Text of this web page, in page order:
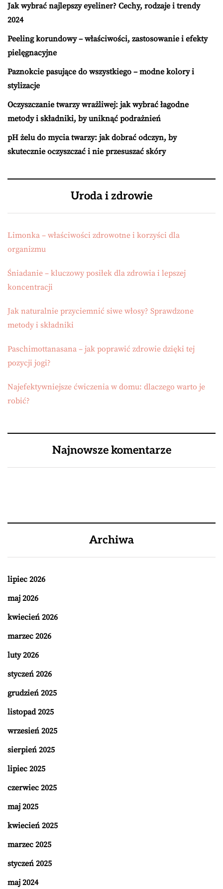
Jak wybrać najlepszy eyeliner? Cechy, rodzaje i trendy
2024
Peeling korundowy – właściwości, zastosowanie i efekty
pielęgnacyjne
Paznokcie pasujące do wszystkiego – modne kolory i
stylizacje
Oczyszczanie twarzy wrażliwej: jak wybrać łagodne
metody i składniki, by uniknąć podrażnień
pH żelu do mycia twarzy: jak dobrać odczyn, by
skutecznie oczyszczać i nie przesuszać skóry
Uroda i zdrowie
Limonka – właściwości zdrowotne i korzyści dla
organizmu
Śniadanie – kluczowy posiłek dla zdrowia i lepszej
koncentracji
Jak naturalnie przyciemnić siwe włosy? Sprawdzone
metody i składniki
Paschimottanasana – jak poprawić zdrowie dzięki tej
pozycji jogi?
Najefektywniejsze ćwiczenia w domu: dlaczego warto je
robić?
Najnowsze komentarze
Archiwa
lipiec 2026
maj 2026
kwiecień 2026
marzec 2026
luty 2026
styczeń 2026
grudzień 2025
listopad 2025
wrzesień 2025
sierpień 2025
lipiec 2025
czerwiec 2025
maj 2025
kwiecień 2025
marzec 2025
styczeń 2025
maj 2024